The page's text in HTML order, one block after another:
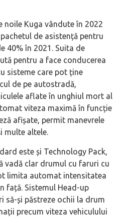
noile Kuga vândute în 2022
de asistență pentru
40% în 2021. Suita de
pentru a face conducerea
sisteme care pot ține
de pe autostradă,
aflate în unghiul mort al
viteza maximă în funcție
afișate, permit manevrele
multe altele.
este și Technology Pack,
vadă clar drumul cu faruri cu
limita automat intensitatea
față. Sistemul Head-up
să-și păstreze ochii la drum
precum viteza vehiculului